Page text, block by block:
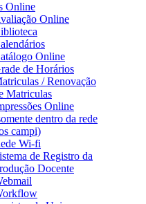
Online
Online
Online
de Horários
/ Renovação
Matriculas
Online
dentro da rede
campi)
Wi-fi
de Registro da
Docente